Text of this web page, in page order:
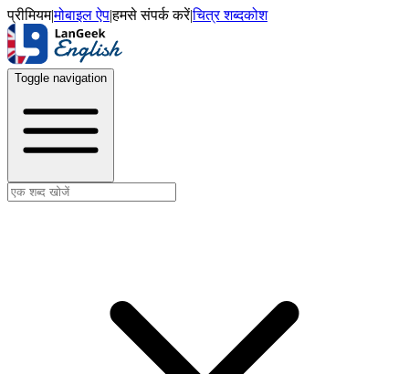
प्रीमियम|मोबाइल ऐप|हमसे संपर्क करें|चित्र शब्दकोश
Toggle navigation